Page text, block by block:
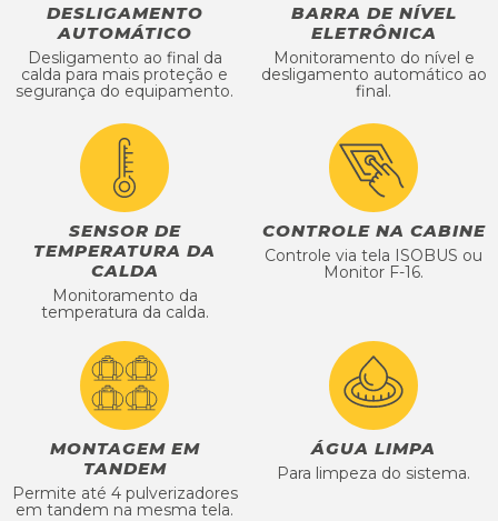
DESLIGAMENTO
AUTOMÁTICO
Desligamento ao final da
calda para mais proteção e
segurança do equipamento.
BARRA DE NÍVEL
ELETRÔNICA
Monitoramento do nível e
desligamento automático ao
final.
SENSOR DE
TEMPERATURA DA
CALDA
Monitoramento da
temperatura da calda.
CONTROLE NA CABINE
Controle via tela ISOBUS ou
Monitor F-16.
MONTAGEM EM
TANDEM
Permite até 4 pulverizadores
em tandem na mesma tela.
ÁGUA LIMPA
Para limpeza do sistema.